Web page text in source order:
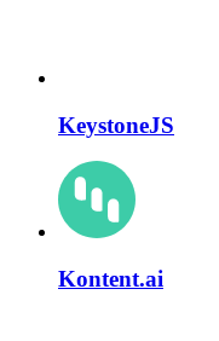
KeystoneJS
Kontent.ai